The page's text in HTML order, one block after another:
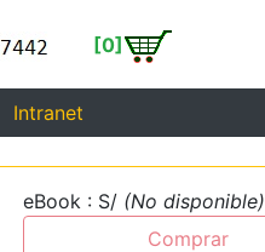
[0]
Intranet
eBook : S/ (No disponible)
Comprar